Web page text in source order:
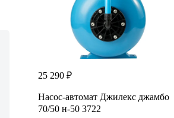
25 290 ₽
Насос-автомат Джилекс джамбо
70/50 н-50 3722